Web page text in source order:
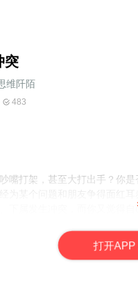
突
维阡陌
483
嘴打架，甚至大打出手？你
下属发生冲突，而你又觉得
真的幻想。而现实生活中，
课。本书将会为您带来全新
打开APP